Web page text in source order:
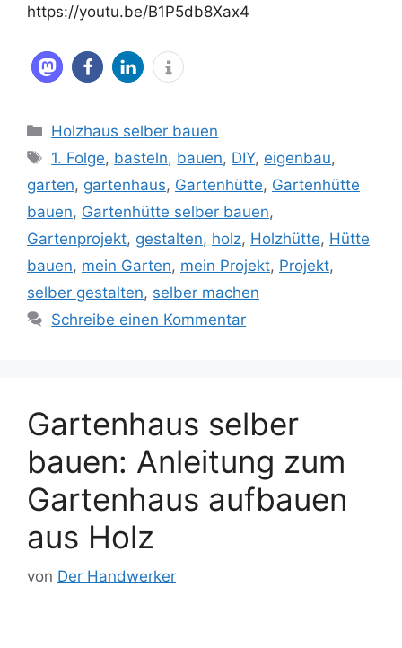
https://youtu.be/B1P5db8Xax4
Kategorien
Holzhaus selber bauen
Schlagwörter
1. Folge, basteln, bauen, DIY, eigenbau,
garten, gartenhaus, Gartenhütte, Gartenhütte
bauen, Gartenhütte selber bauen,
Gartenprojekt, gestalten, holz, Holzhütte, Hütte
bauen, mein Garten, mein Projekt, Projekt,
selber gestalten, selber machen
Schreibe einen Kommentar
Gartenhaus selber
bauen: Anleitung zum
Gartenhaus aufbauen
aus Holz
von Der Handwerker